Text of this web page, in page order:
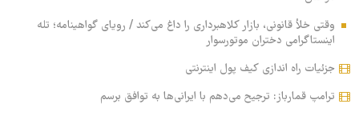
وقتی خلأ قانونی، بازار کلاهبرداری را داغ می‌کند / رویای گواهینامه؛ تله
اینستاگرامی دختران موتورسوار
جزئیات راه اندازی کیف پول اینترنتی
ترامپ قمارباز: ترجیح می‌دهم با ایرانی‌ها به توافق برسم